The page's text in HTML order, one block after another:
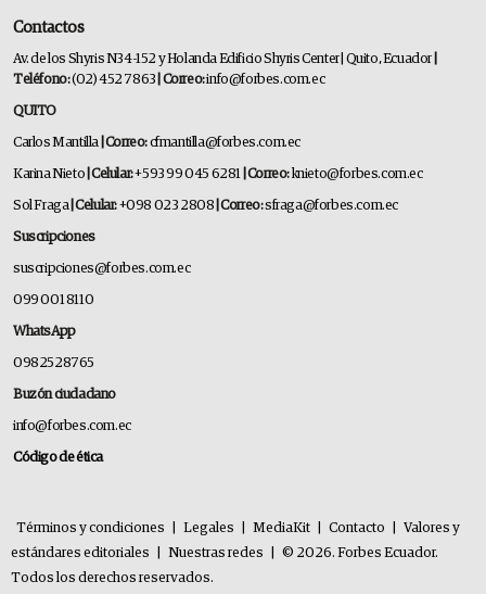
Contactos
Av. de los Shyris N34-152 y Holanda Edificio Shyris Center | Quito, Ecuador
Teléfono:(02) 452 7863 | Correo:info@forbes.com.ec
QUITO
Carlos Mantilla | Correo:cfmantilla@forbes.com.ec
Karina Nieto | Celular:+593 99 045 6281 | Correo: knieto@forbes.com.ec
Sol Fraga | Celular:+098 023 2808 | Correo:sfraga@forbes.com.ec
Suscripciones
suscripciones@forbes.com.ec
099 001 8110
WhatsApp
0982528765
Buzón ciudadano
info@forbes.com.ec
Código de ética
Términos y condiciones Legales MediaKit Contacto
Valores y
estándares editoriales
Nuestras redes
© 2026. Forbes Ecuador.
Todos los derechos reservados.